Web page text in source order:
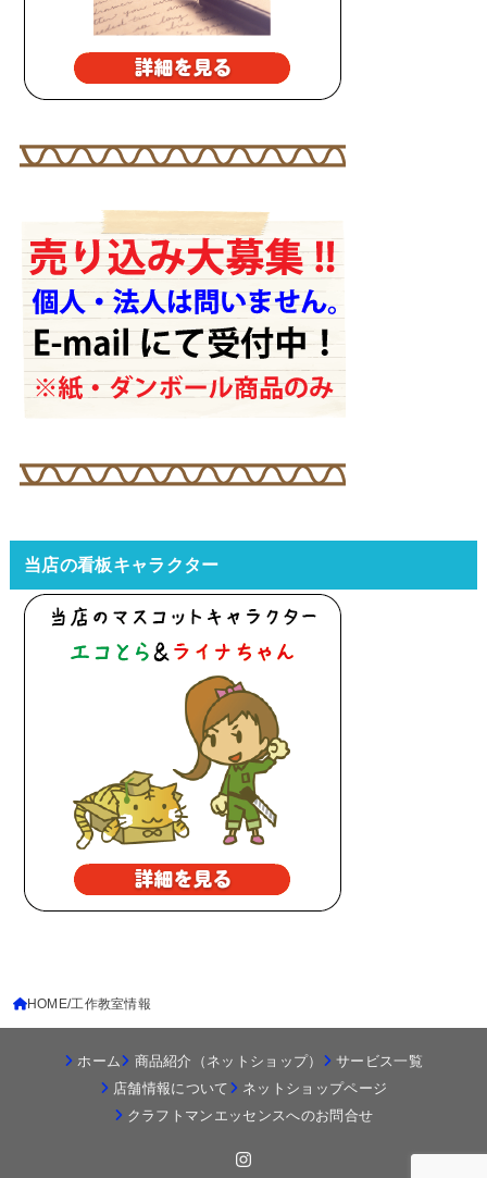
当店の看板キャラクター
HOME 工作教室情報
ホーム 商品紹介（ネットショップ）
サービス一覧
店舗情報について
ネットショップページ
クラフトマンエッセンスへのお問合せ